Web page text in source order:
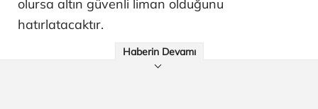
olursa altın güvenli liman olduğunu
hatırlatacaktır.
Haberin Devamı